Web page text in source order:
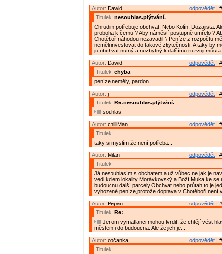
odpovědět |
Autor: Dawid
Titulek: nesouhlas.plýtvání.
Chrudim potřebuje obchvat. Nebo Kolín. Dozajista.
proboha k čemu ? Aby náměstí postupně umřelo ?
Chotěboř náhodou nezavadil ? Peníze z rozpočtu
neměli investovat do takové zbytečnosti. A taky by
je obchvat nutný a nezbytný k dalšímu rozvoji města
odpovědět |
Autor: Dawid
Titulek: chyba
peníze neměly, pardon
odpovědět |
Autor: j
Titulek: Re:nesouhlas.plýtvání.
souhlas
odpovědět |
Autor: chilliMan
Titulek:
taky si myslím že není potřeba...
odpovědět |
Autor: Milan
Titulek:
Já nesouhlasím s obchatem a už vůbec ne jak je
vedl kolem lokality Morávkovský a Boží Muka,ke se
budoucnu další parcely.Obchvat nebo průtah to je
vyhozené peníze,protože doprava v Chotěboři není
odpovědět |
Autor: Pepan
Titulek: Re:
Jenom vymatlanci mohou tvrdit, že chtějí vést
městem i do budoucna. Ale že jich je...
odpovědět |
Autor: občanka
Titulek: